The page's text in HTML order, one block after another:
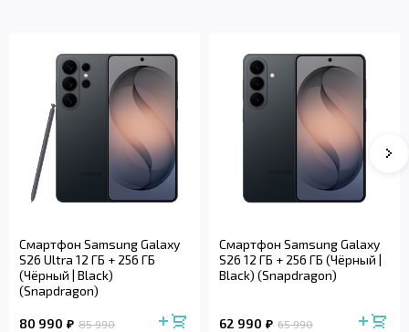
Смартфон Samsung Galaxy
S26 Ultra 12 ГБ + 256 ГБ
(Чёрный | Black)
(Snapdragon)
80 990 85 990
Смартфон Samsung Galaxy
S26 12 ГБ + 256 ГБ (Чёрный |
Black) (Snapdragon)
62 990 65 990